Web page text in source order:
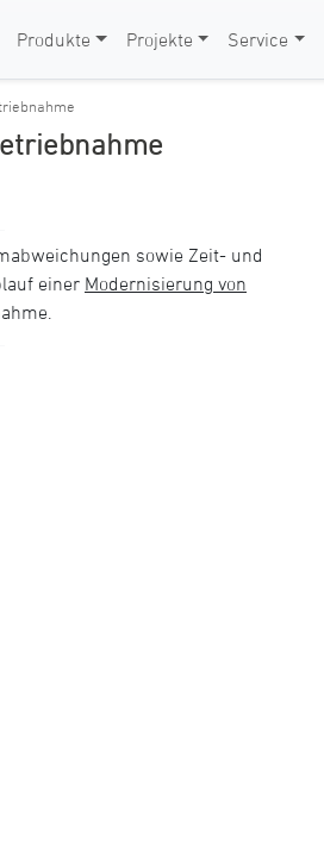
Produkte Projekte Service
sowie Zeit- und
einer Modernisierung von